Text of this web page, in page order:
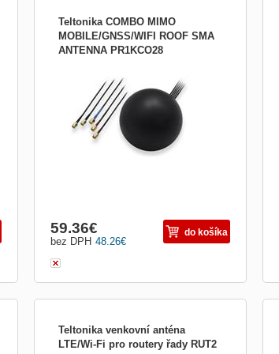
Teltonika COMBO MIMO
MOBILE/GNSS/WIFI ROOF SMA
ANTENNA PR1KCO28
3x SMA Male a 2x RSMA Male. Celek je
složený ze 3 antén zabudovaných v
jednom pouzdře. Anténa pro GNSS se
ziskem 28dB v pásmu 1575.42-1610 MHz
je zakončena jedním konektorem S
48.26€
bez DPH
59.36€ do košíka
Teltonika venkovní anténa
LTE/Wi-Fi pro routery řady RUT2